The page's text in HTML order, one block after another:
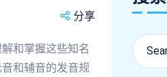
分享
和掌握这些知名
和辅音的发音规